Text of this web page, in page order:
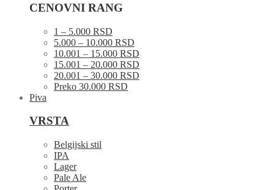
CENOVNI RANG
1 – 5.000 RSD
5.000 – 10.000 RSD
10.001 – 15.000 RSD
15.001 – 20.000 RSD
20.001 – 30.000 RSD
Preko 30.000 RSD
Piva
VRSTA
Belgijski stil
IPA
Lager
Pale Ale